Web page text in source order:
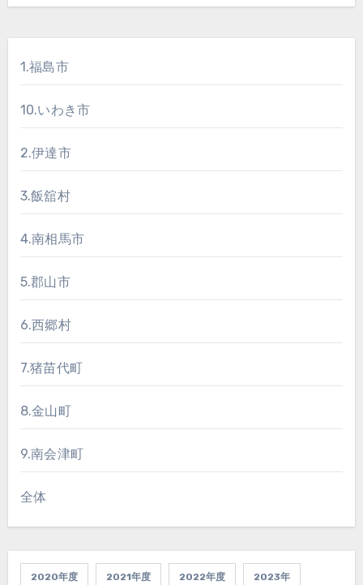
1.福島市
10.いわき市
2.伊達市
3.飯舘村
4.南相馬市
5.郡山市
6.西郷村
7.猪苗代町
8.金山町
9.南会津町
全体
2020年度 2021年度 2022年度 2023年